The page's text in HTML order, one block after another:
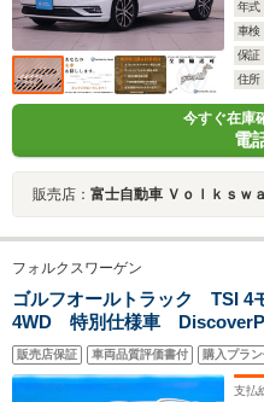
年式
車検
保証
住所
今すぐ在庫
電
販売店： 富士自動車 Ｖｏｌｋｓｗ
フォルクスワーゲン
ゴルフオールトラック TSI 4
4WD 特別仕様車
ルーズコントロール アクテ
イ LEDヘッドライト バッ
ーター シートヒーター パ
販売店保証 車両品質評価書付 購入プラ
支払